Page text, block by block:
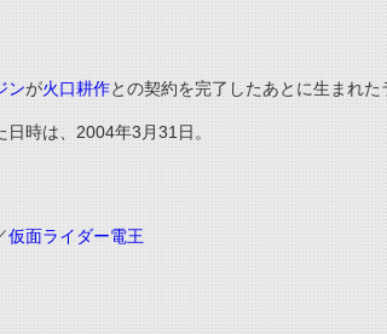
ンが火口耕作との契約を完了したあとに生まれた
日時は、2004年3月31日。
仮面ライダー電王